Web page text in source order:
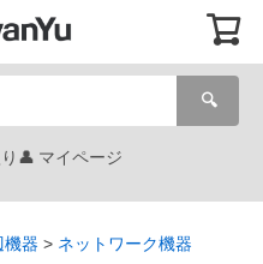
🔍
マイページ
機器
ネットワーク機器